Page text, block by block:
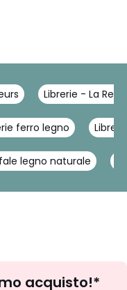
Librerie - La
ferro legno
legno naturale
acquisto!*